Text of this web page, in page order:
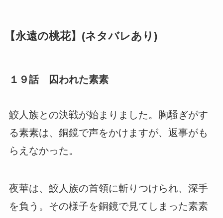
【永遠の桃花】(ネタバレあり)
１９話 囚われた素素
鮫人族との決戦が始まりました。胸騒ぎがす
る素素は、銅鏡で声をかけますが、返事がも
らえなかった。
夜華は、鮫人族の首領に斬りつけられ、深手
を負う。その様子を銅鏡で見てしまった素素